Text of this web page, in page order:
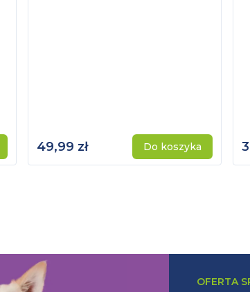
49,99 zł Do koszyka
OFERTA